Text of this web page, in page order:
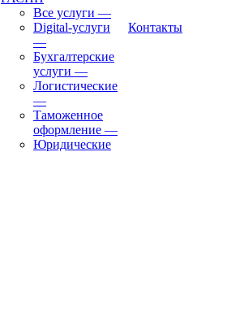
Все услуги —
Digital-услуги
—
Бухгалтерские
услуги —
Логистические
—
Таможенное
оформление —
Юридические
Контакты